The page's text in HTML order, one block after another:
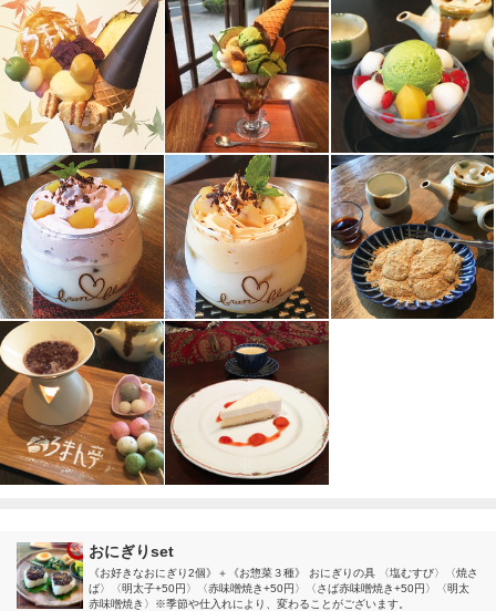
おにぎりset
《お好きなおにぎり2個》＋《お惣菜３種》 おにぎりの具 〈塩むすび〉〈焼さ
ば〉〈明太子+50円〉〈赤味噌焼き+50円〉〈さば赤味噌焼き+50円〉〈明太
赤味噌焼き〉※季節や仕入れにより、変わることがございます。